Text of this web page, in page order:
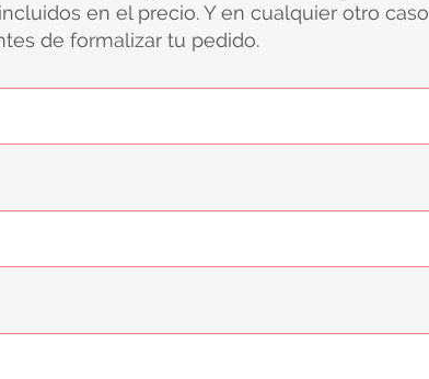
en el precio. Y en cualquier otro caso
de formalizar tu pedido.